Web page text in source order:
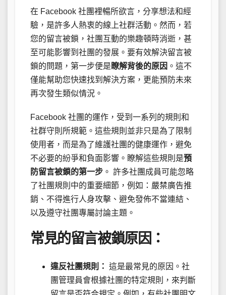
在 Facebook 社團裡暢所欲言，分享想法和經
驗，是許多人熱衷的線上社群活動。然而，若
您的留言被鎖，社團互動的樂趣頓時消逝，甚
至可能影響到社團的發展。要有效解決留言被
鎖的問題，第一步便是 瞭解背後的原因 。這不
僅能幫助您快速找到解決方案，更能預防未來
再次發生類似情況。
Facebook 社團的運作，受到一系列的規則和
社群守則所規範。這些規則並非只是為了限制
使用者，而是為了維護社團的健康運作，避免
不必要的紛爭和負面影響。瞭解這些規則是預
防留言被鎖的第一步 。 許多社團成員可能忽略
了社團規則中的重要細節，例如：嚴禁廣告推
銷、不得進行人身攻擊、避免發佈不當連結、
以及遵守社團專屬討論主題。
常見的留言被鎖原因：
違反社團規則： 這是最常見的原因。社
團管理員會根據社團的特定規則，來判斷